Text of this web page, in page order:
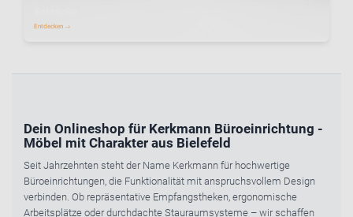
Entdecken →
Dein Onlineshop für Kerkmann Büroeinrichtung -
Möbel mit Charakter aus Bielefeld
Seit Jahrzehnten steht der Name Kerkmann für hochwertige
Büroeinrichtungen, die Funktionalität mit anspruchsvollem Design
verbinden. Ob repräsentative Empfangstheken, ergonomische
Arbeitsplätze oder durchdachte Stauraumsysteme – wir schaffen